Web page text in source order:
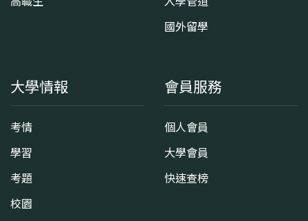
國外留學
大學情報
考情
學習
考題
校園
會員服務
個人會員
大學會員
快速查榜